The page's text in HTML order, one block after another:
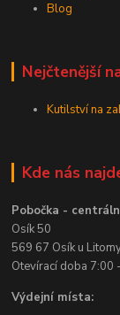
Blog
Nejčtenější
Kutilství na
Kde nás
Pobočka -
Osík 50
569 67 Osík u
Otevírací doba 7:00
Výdejní místa: